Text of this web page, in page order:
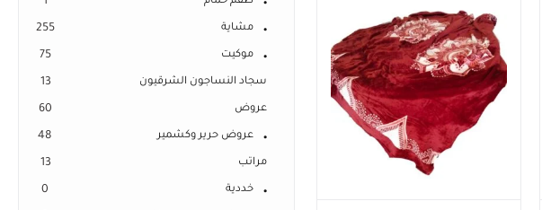
مشاية 255
موكيت 75
سجاد النساجون الشرقيون 13
عروض 60
عروض حرير وكشمير 48
مراتب 13
خددية 0